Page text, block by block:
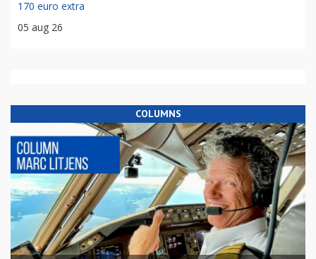
170 euro extra
05 aug 26
COLUMNS